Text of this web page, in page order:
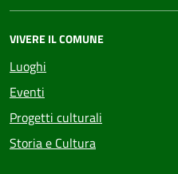
VIVERE IL COMUNE
Luoghi
Eventi
Progetti culturali
Storia e Cultura